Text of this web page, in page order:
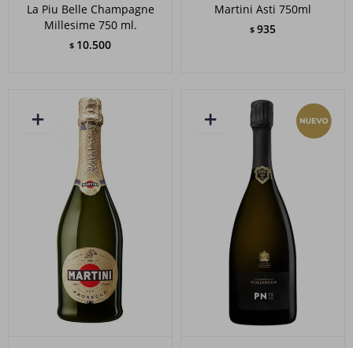
La Piu Belle Champagne
Millesime 750 ml.
$ 10.500
Martini Asti 750ml
$ 935